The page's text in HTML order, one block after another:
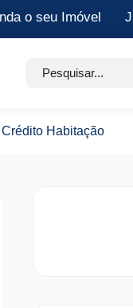
o seu Imóvel
Search
Habitação